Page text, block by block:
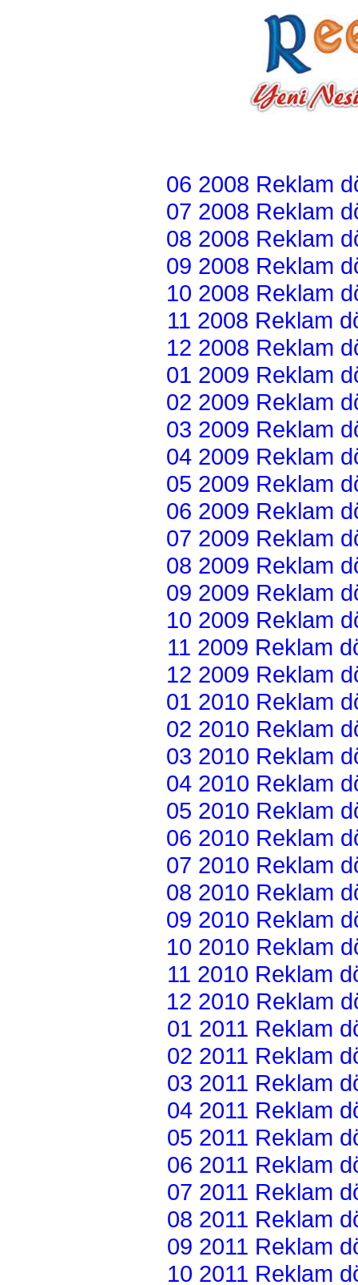
06 2008 Reklam
07 2008 Reklam
08 2008 Reklam
09 2008 Reklam
10 2008 Reklam
11 2008 Reklam
12 2008 Reklam
01 2009 Reklam
02 2009 Reklam
03 2009 Reklam
04 2009 Reklam
05 2009 Reklam
06 2009 Reklam
07 2009 Reklam
08 2009 Reklam
09 2009 Reklam
10 2009 Reklam
11 2009 Reklam
12 2009 Reklam
01 2010 Reklam
02 2010 Reklam
03 2010 Reklam
04 2010 Reklam
05 2010 Reklam
06 2010 Reklam
07 2010 Reklam
08 2010 Reklam
09 2010 Reklam
10 2010 Reklam
11 2010 Reklam
12 2010 Reklam
01 2011 Reklam
02 2011 Reklam
03 2011 Reklam
04 2011 Reklam
05 2011 Reklam
06 2011 Reklam
07 2011 Reklam
08 2011 Reklam
09 2011 Reklam
10 2011 Reklam